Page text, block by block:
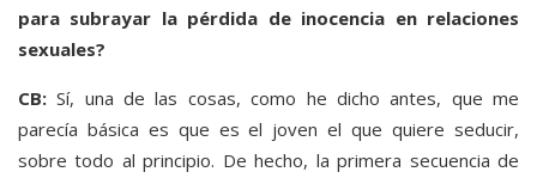
para subrayar la pérdida de inocencia en relaciones
sexuales?
CB:Sí, una de las cosas, como he dicho antes, que me
parecía básica es que es el joven el que quiere seducir,
sobre todo al principio. De hecho, la primera secuencia de